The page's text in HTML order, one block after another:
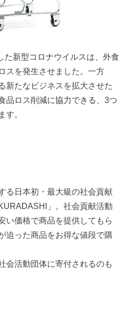
た新型コロナウイルスは、外食
スを発生させました。一方
新たなビジネスを拡大させた
品ロス削減に協力できる、3つ
す。
る日本初・最大級の社会貢献
」。社会貢献活動
い価格で商品を提供してもら
迫った商品をお得な値段で購
会活動団体に寄付されるのも